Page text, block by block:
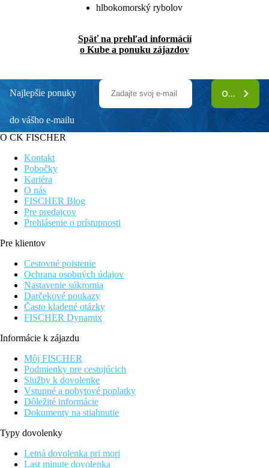
hlbokomorský rybolov
Späť na prehľad informácií
o Kube a ponuku zájazdov
Najlepšie ponuky
do vášho e-mailu
ODOBERAŤ
O CK FISCHER
Kontakt
Pobočky
Kariéra
O nás
FISCHER Blog
Pre predajcov
Prehlásenie o prístupnosti
Pre klientov
Cestovné poistenie
Ochrana osobných údajov
Nastavenie súkromia
Darčekové poukazy
Často kladené otázky
FISCHER Dynamix
Informácie k zájazdu
Môj FISCHER
Podmienky pre cestujúcich
Služby k dovolenke
Vstupné a pobytové poplatky
Dôležité informácie
Dokumenty na stiahnutie
Typy dovolenky
Letná dovolenka pri mori
Last minute dovolenka